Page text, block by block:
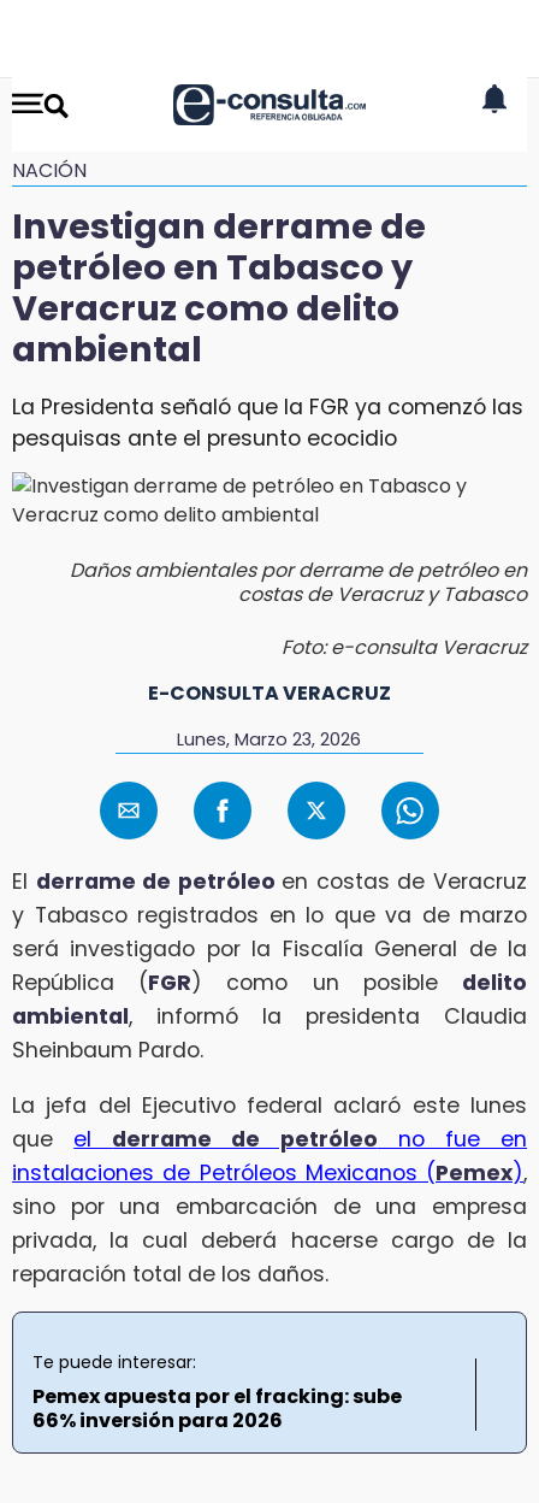
NACIÓN
Investigan derrame de
petróleo en Tabasco y
Veracruz como delito
ambiental
La Presidenta señaló que la FGR ya comenzó las
pesquisas ante el presunto ecocidio
Daños ambientales por derrame de petróleo en
costas de Veracruz y Tabasco
Foto: e-consulta Veracruz
E-CONSULTA VERACRUZ
Lunes, Marzo 23, 2026
El derrame de petróleo en costas de Veracruz
y Tabasco registrados en lo que va de marzo
será investigado por la Fiscalía General de la
República (FGR) como un posible delito
ambiental, informó la presidenta Claudia
Sheinbaum Pardo.
La jefa del Ejecutivo federal aclaró este lunes
que el derrame de petróleo no fue en
instalaciones de Petróleos Mexicanos (Pemex),
sino por una embarcación de una empresa
privada, la cual deberá hacerse cargo de la
reparación total de los daños.
Te puede interesar:
Pemex apuesta por el fracking: sube
66% inversión para 2026